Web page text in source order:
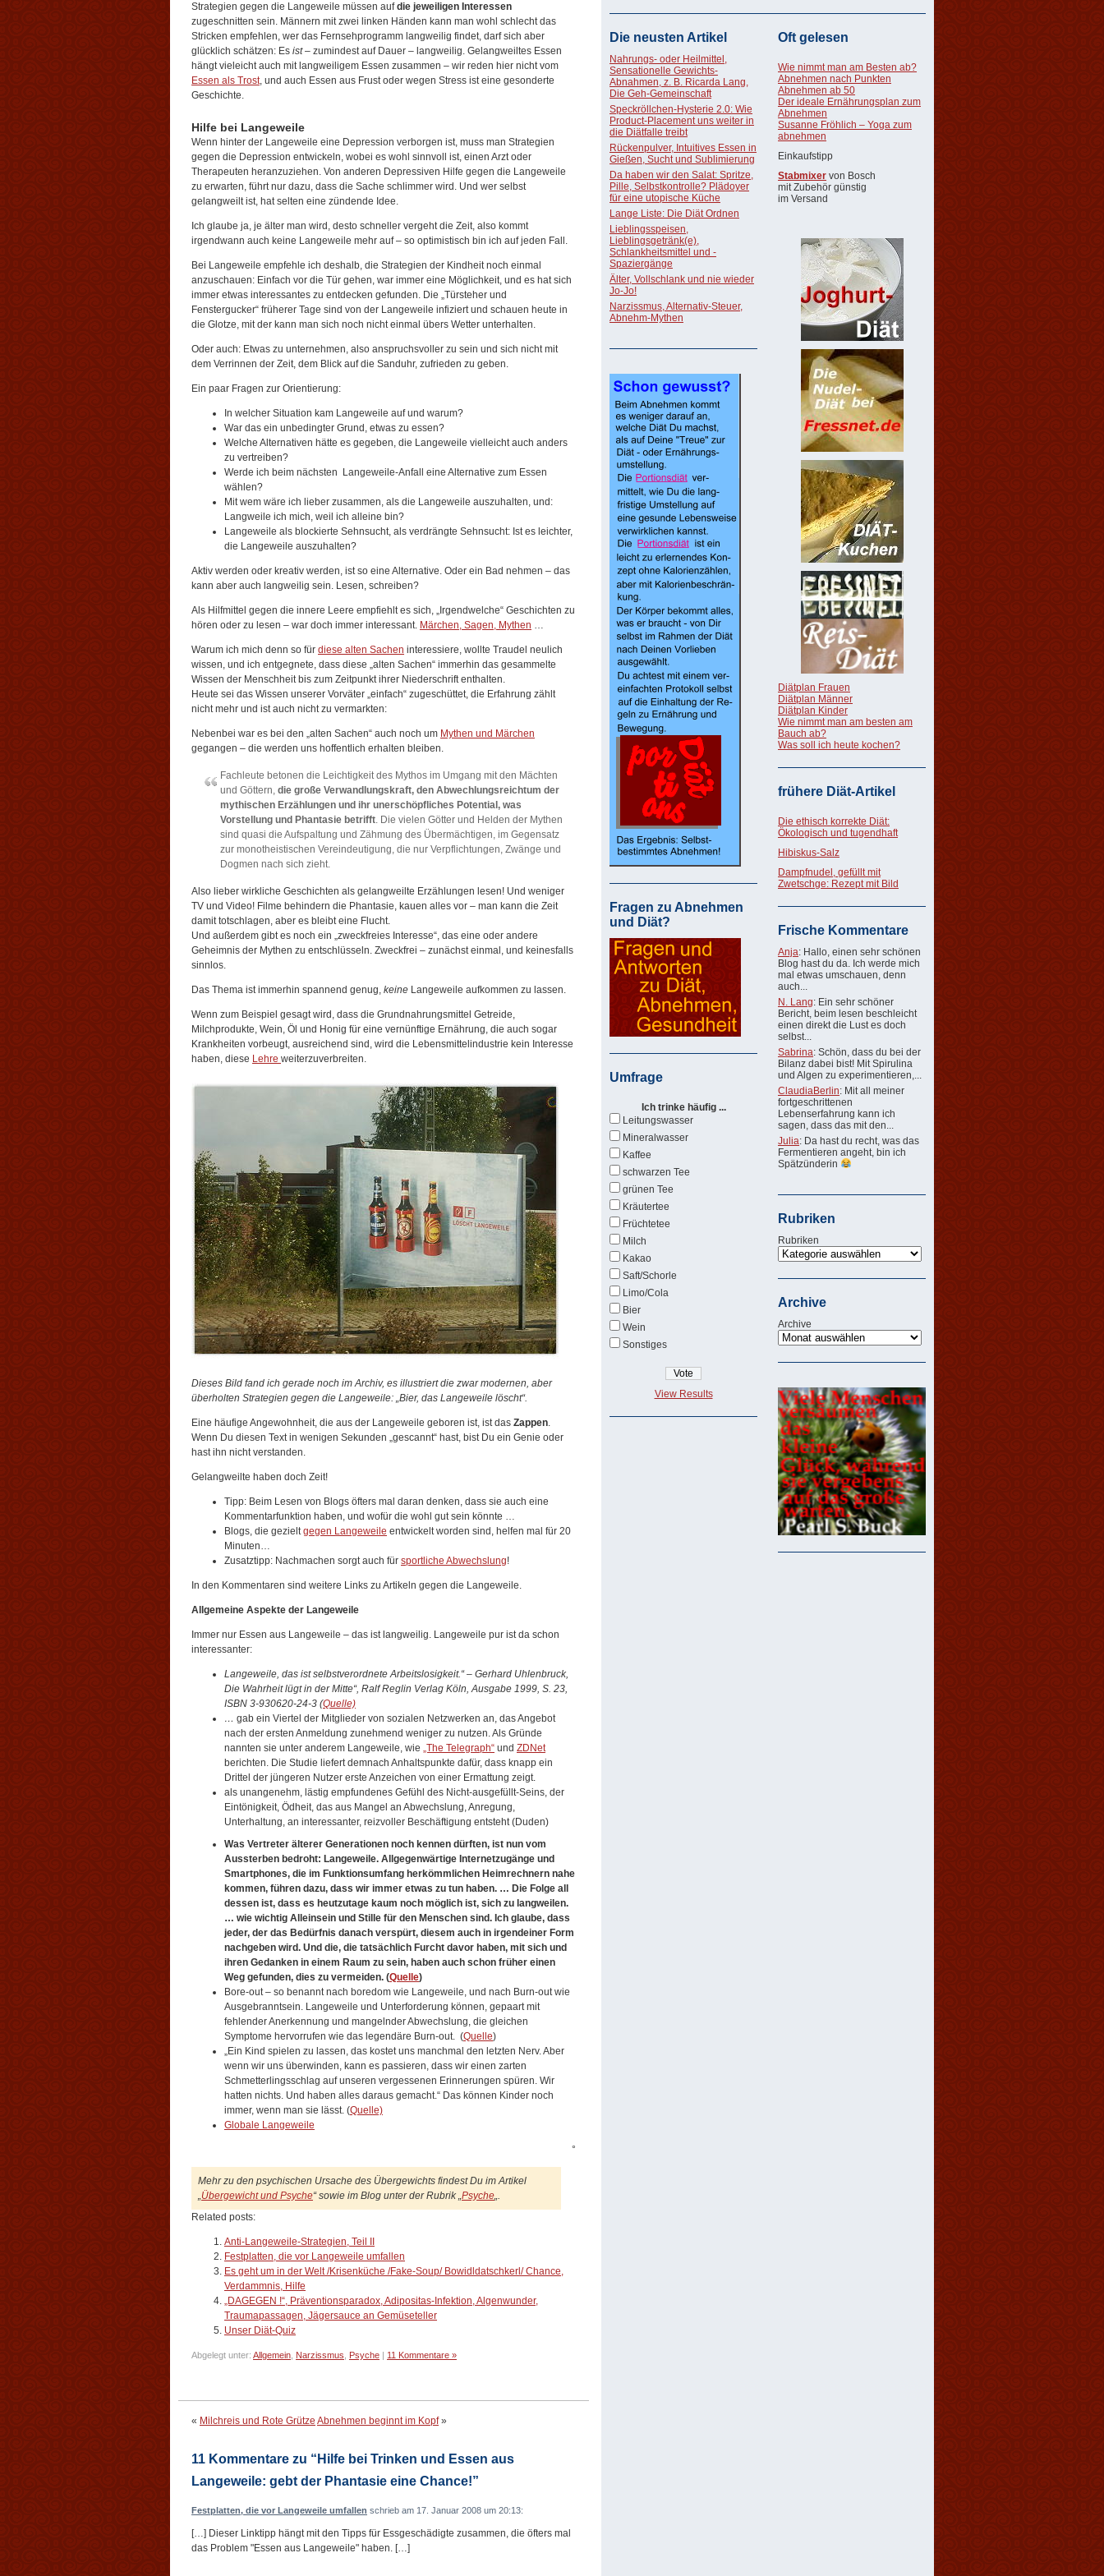
Strategien gegen die Langeweile müssen aufdie jeweiligen Interessen
zugeschnitten sein. Männern mit zwei linken Händen kann man wohl schlecht das
Stricken empfehlen, wer das Fernsehprogramm langweilig findet, darf sich aber
glücklich schätzen: Es ist– zumindest auf Dauer – langweilig. Gelangweiltes Essen
hängt vieleicht auch mit langweiligem Essen zusammen – wir reden hier nicht vom
Essen als Trost, und auch Essen aus Frust oder wegen Stress ist eine gesonderte
Geschichte.
Hilfe bei Langeweile
Wenn hinter der Langeweile eine Depression verborgen ist, muss man Strategien
gegen die Depression entwickeln, wobei es wohl sinnvoll ist, einen Arzt oder
Therapeuten heranzuziehen. Von anderen Depressiven Hilfe gegen die Langeweile
zu erwarten, führt nur dazu, dass die Sache schlimmer wird. Und wer selbst
gelangweilt ist, hat selten eine zündende Idee.
Ich glaube ja, je älter man wird, desto schneller vergeht die Zeit, also kommt
irgendwann auch keine Langeweile mehr auf – so optimistisch bin ich auf jeden Fall.
Bei Langeweile empfehle ich deshalb, die Strategien der Kindheit noch einmal
anzuschauen: Einfach vor die Tür gehen, war immer eine Möglichkeit, und es hat sich
immer etwas interessantes zu entdecken gefunden. Die „Türsteher und
Fenstergucker“ früherer Tage sind von der Langeweile infiziert und schauen heute in
die Glotze, mit der kann man sich noch nicht einmal übers Wetter unterhalten.
Oder auch: Etwas zu unternehmen, also anspruchsvoller zu sein und sich nicht mit
dem Verrinnen der Zeit, dem Blick auf die Sanduhr, zufrieden zu geben.
Ein paar Fragen zur Orientierung:
In welcher Situation kam Langeweile auf und warum?
War das ein unbedingter Grund, etwas zu essen?
Welche Alternativen hätte es gegeben, die Langeweile vielleicht auch anders
zu vertreiben?
Werde ich beim nächsten Langeweile-Anfall eine Alternative zum Essen
wählen?
Mit wem wäre ich lieber zusammen, als die Langeweile auszuhalten, und:
Langweile ich mich, weil ich alleine bin?
Langeweile als blockierte Sehnsucht, als verdrängte Sehnsucht: Ist es leichter,
die Langeweile auszuhalten?
Aktiv werden oder kreativ werden, ist so eine Alternative. Oder ein Bad nehmen – das
kann aber auch langweilig sein. Lesen, schreiben?
Als Hilfmittel gegen die innere Leere empfiehlt es sich, „Irgendwelche“ Geschichten zu
hören oder zu lesen – war doch immer interessant. Märchen, Sagen, Mythen …
Warum ich mich denn so für diese alten Sachen interessiere, wollte Traudel neulich
wissen, und ich entgegnete, dass diese „alten Sachen“ immerhin das gesammelte
Wissen der Menschheit bis zum Zeitpunkt ihrer Niederschrift enthalten.
Heute sei das Wissen unserer Vorväter „einfach“ zugeschüttet, die Erfahrung zählt
nicht mehr und ist auch nicht zu vermarkten:
Nebenbei war es bei den „alten Sachen“ auch noch um Mythen und Märchen
gegangen – die werden uns hoffentlich erhalten bleiben.
Fachleute betonen die Leichtigkeit des Mythos im Umgang mit den Mächten
und Göttern, die große Verwandlungskraft, den Abwechlungsreichtum der
mythischen Erzählungen und ihr unerschöpfliches Potential, was
Vorstellung und Phantasie betrifft. Die vielen Götter und Helden der Mythen
sind quasi die Aufspaltung und Zähmung des Übermächtigen, im Gegensatz
zur monotheistischen Vereindeutigung, die nur Verpflichtungen, Zwänge und
Dogmen nach sich zieht.
Also lieber wirkliche Geschichten als gelangweilte Erzählungen lesen! Und weniger
TV und Video! Filme behindern die Phantasie, kauen alles vor – man kann die Zeit
damit totschlagen, aber es bleibt eine Flucht.
Und außerdem gibt es noch ein „zweckfreies Interesse“, das eine oder andere
Geheimnis der Mythen zu entschlüsseln. Zweckfrei – zunächst einmal, und keinesfalls
sinnlos.
Das Thema ist immerhin spannend genug, keine Langeweile aufkommen zu lassen.
Wenn zum Beispiel gesagt wird, dass die Grundnahrungsmittel Getreide,
Milchprodukte, Wein, Öl und Honig für eine vernünftige Ernährung, die auch sogar
Krankheiten vorbeugt, ausreichend sind, wird die Lebensmittelindustrie kein Interesse
haben, diese Lehre weiterzuverbreiten.
Dieses Bild fand ich gerade noch im Archiv, es illustriert die zwar modernen, aber
überholten Strategien gegen die Langeweile: „Bier, das Langeweile löscht“.
Eine häufige Angewohnheit, die aus der Langeweile geboren ist, ist das Zappen.
Wenn Du diesen Text in wenigen Sekunden „gescannt“ hast, bist Du ein Genie oder
hast ihn nicht verstanden.
Gelangweilte haben doch Zeit!
Tipp: Beim Lesen von Blogs öfters mal daran denken, dass sie auch eine
Kommentarfunktion haben, und wofür die wohl gut sein könnte …
Blogs, die gezieltgegen Langeweile entwickelt worden sind, helfen mal für 20
Minuten…
Zusatztipp: Nachmachen sorgt auch für sportliche Abwechslung!
In den Kommentaren sind weitere Links zu Artikeln gegen die Langeweile.
Allgemeine Aspekte der Langeweile
Immer nur Essen aus Langeweile – das ist langweilig. Langeweile pur ist da schon
interessanter:
Langeweile, das ist selbstverordnete Arbeitslosigkeit.“ – Gerhard Uhlenbruck,
Die Wahrheit lügt in der Mitte“, Ralf Reglin Verlag Köln, Ausgabe 1999, S. 23,
ISBN 3-930620-24-3 (Quelle)
… gab ein Viertel der Mitglieder von sozialen Netzwerken an, das Angebot
nach der ersten Anmeldung zunehmend weniger zu nutzen. Als Gründe
nannten sie unter anderem Langeweile, wie „The Telegraph“ und ZDNet
berichten. Die Studie liefert demnach Anhaltspunkte dafür, dass knapp ein
Drittel der jüngeren Nutzer erste Anzeichen von einer Ermattung zeigt.
als unangenehm, lästig empfundenes Gefühl des Nicht-ausgefüllt-Seins, der
Eintönigkeit, Ödheit, das aus Mangel an Abwechslung, Anregung,
Unterhaltung, an interessanter, reizvoller Beschäftigung entsteht (Duden)
Was Vertreter älterer Generationen noch kennen dürften, ist nun vom
Aussterben bedroht: Langeweile. Allgegenwärtige Internetzugänge und
Smartphones, die im Funktionsumfang herkömmlichen Heimrechnern nahe
kommen, führen dazu, dass wir immer etwas zu tun haben. … Die Folge all
dessen ist, dass es heutzutage kaum noch möglich ist, sich zu langweilen.
… wie wichtig Alleinsein und Stille für den Menschen sind. Ich glaube, dass
jeder, der das Bedürfnis danach verspürt, diesem auch in irgendeiner Form
nachgeben wird. Und die, die tatsächlich Furcht davor haben, mit sich und
ihren Gedanken in einem Raum zu sein, haben auch schon früher einen
Weg gefunden, dies zu vermeiden. (Quelle)
Bore-out – so benannt nach boredom wie Langeweile, und nach Burn-out wie
Ausgebranntsein. Langeweile und Unterforderung können, gepaart mit
fehlender Anerkennung und mangelnder Abwechslung, die gleichen
Symptome hervorrufen wie das legendäre Burn-out. (Quelle)
„Ein Kind spielen zu lassen, das kostet uns manchmal den letzten Nerv. Aber
wenn wir uns überwinden, kann es passieren, dass wir einen zarten
Schmetterlingsschlag auf unseren vergessenen Erinnerungen spüren. Wir
hatten nichts. Und haben alles daraus gemacht.“ Das können Kinder noch
immer, wenn man sie lässt. (Quelle)
Globale Langeweile
°
Mehr zu den psychischen Ursache des Übergewichts findest Du im Artikel
„Übergewicht und Psyche“ sowie im Blog unter der Rubrik „Psyche„.
Related posts:
Anti-Langeweile-Strategien, Teil II
Festplatten, die vor Langeweile umfallen
Es geht um in der Welt /Krisenküche /Fake-Soup/ Bowidldatschkerl/ Chance,
Verdammnis, Hilfe
„DAGEGEN !“, Präventionsparadox, Adipositas-Infektion, Algenwunder,
Traumapassagen, Jägersauce an Gemüseteller
Unser Diät-Quiz
Abgelegt unter: Allgemein Narzissmus Psyche | 11 Kommentare »
« Milchreis und Rote Grütze Abnehmen beginnt im Kopf»
11 Kommentare zu “Hilfe bei Trinken und Essen aus
Langeweile: gebt der Phantasie eine Chance!”
Festplatten, die vor Langeweile umfallen schrieb am 17. Januar 2008 um 20:13:
[…] Dieser Linktipp hängt mit den Tipps für Essgeschädigte zusammen, die öfters mal
das Problem "Essen aus Langeweile" haben. […]
Die neusten Artikel
Nahrungs- oder Heilmittel,
Sensationelle Gewichts-
Abnahmen, z. B. Ricarda Lang,
Die Geh-Gemeinschaft
Speckröllchen-Hysterie 2.0: Wie
Product-Placement uns weiter in
die Diätfalle treibt
Rückenpulver, Intuitives Essen in
Gießen, Sucht und Sublimierung
Da haben wir den Salat: Spritze,
Pille, Selbstkontrolle? Plädoyer
für eine utopische Küche
Lange Liste: Die Diät Ordnen
Lieblingsspeisen,
Lieblingsgetränk(e),
Schlankheitsmittel und -
Spaziergänge
Älter, Vollschlank und nie wieder
Jo-Jo!
Narzissmus, Alternativ-Steuer,
Abnehm-Mythen
Fragen zu Abnehmen
und Diät?
Umfrage
Ich trinke häufig ...
Leitungswasser
Mineralwasser
Kaffee
schwarzen Tee
grünen Tee
Kräutertee
Früchtetee
Milch
Kakao
Saft/Schorle
Limo/Cola
Bier
Wein
Sonstiges
View Results
Oft gelesen
Wie nimmt man am Besten ab?
Abnehmen nach Punkten
Abnehmen ab 50
Der ideale Ernährungsplan zum
Abnehmen
Susanne Fröhlich – Yoga zum
abnehmen
Einkaufstipp
Stabmixer von Bosch
mit Zubehör günstig
im Versand
Diätplan Frauen
Diätplan Männer
Diätplan Kinder
Wie nimmt man am besten am
Bauch ab?
Was soll ich heute kochen?
frühere Diät-Artikel
Die ethisch korrekte Diät:
Ökologisch und tugendhaft
Hibiskus-Salz
Dampfnudel, gefüllt mit
Zwetschge: Rezept mit Bild
Frische Kommentare
Anja: Hallo, einen sehr schönen
Blog hast du da. Ich werde mich
mal etwas umschauen, denn
auch...
N. Lang: Ein sehr schöner
Bericht, beim lesen beschleicht
einen direkt die Lust es doch
selbst...
Sabrina: Schön, dass du bei der
Bilanz dabei bist! Mit Spirulina
und Algen zu experimentieren,...
ClaudiaBerlin: Mit all meiner
fortgeschrittenen
Lebenserfahrung kann ich
sagen, dass das mit den...
Julia: Da hast du recht, was das
Fermentieren angeht, bin ich
Spätzünderin
Rubriken
Rubriken
Archive
Archive